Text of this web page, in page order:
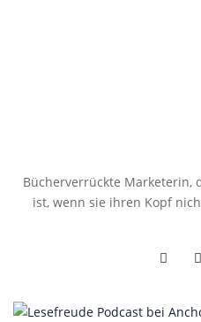
Bücherverrückte Marketerin,
ist, wenn sie ihren Kopf